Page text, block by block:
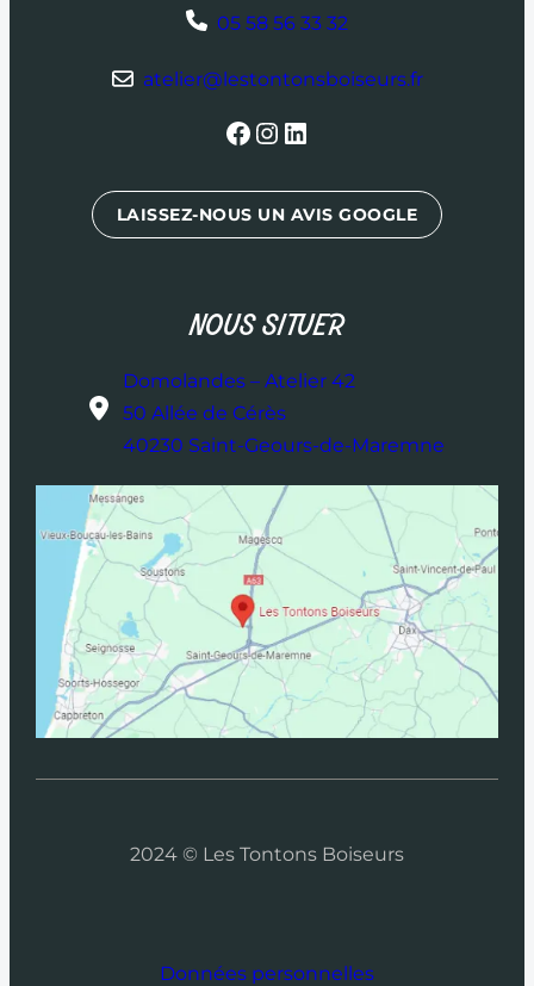
05 58 56 33 32
atelier@lestontonsboiseurs.fr
Facebook Instagram LinkedIn
LAISSEZ-NOUS UN AVIS GOOGLE
NOUS SITUER
Domolandes – Atelier 42
50 Allée de Cérès
40230 Saint-Geours-de-Maremne
2024 © Les Tontons Boiseurs
Données personnelles